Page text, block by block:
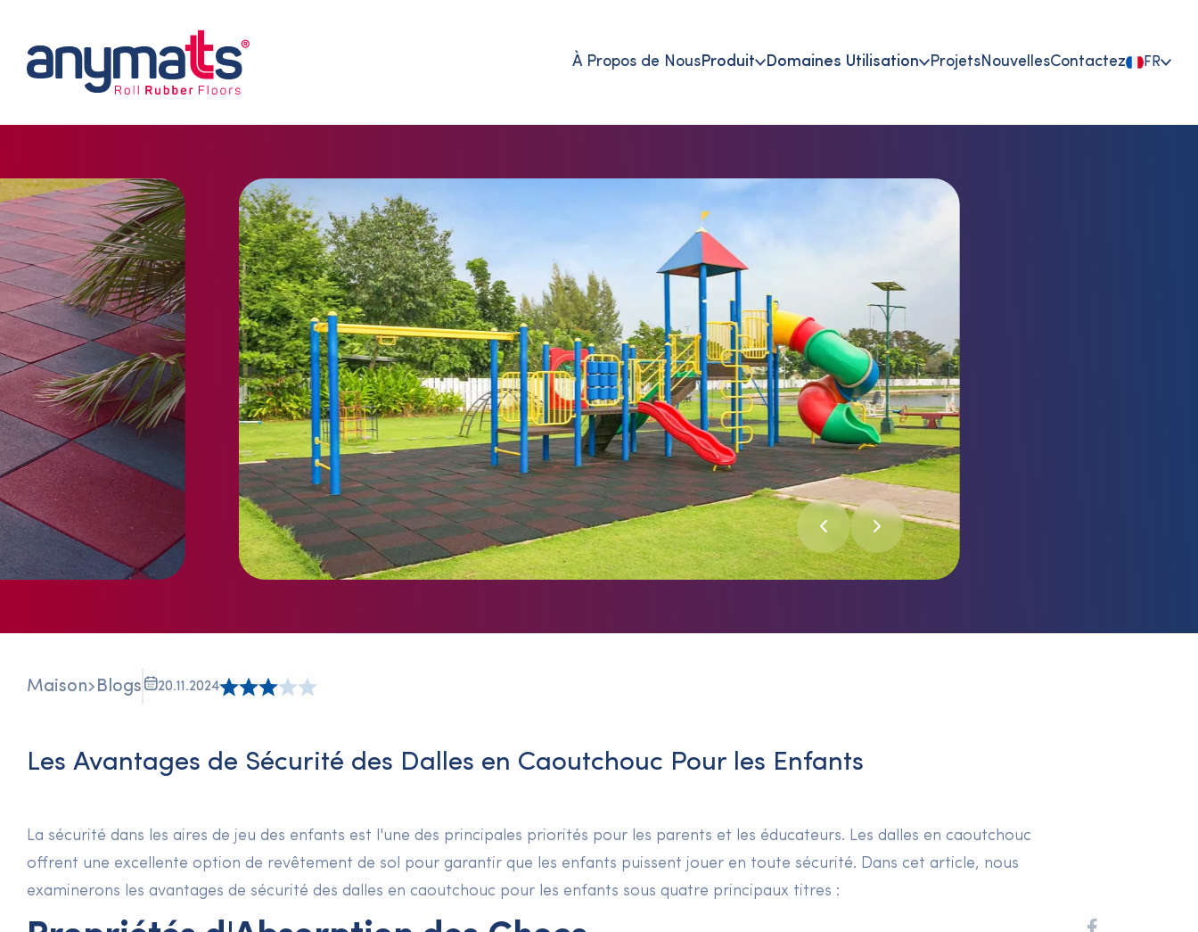
À Propos de NousProduit Domaines Utilisation ProjetsNouvellesContactez FR
Maison Blogs 20.11.2024
Les Avantages de Sécurité des Dalles en Caoutchouc Pour les Enfants
La sécurité dans les aires de jeu des enfants est l'une des principales priorités pour les parents et les éducateurs. Les dalles en caoutchouc
offrent une excellente option de revêtement de sol pour garantir que les enfants puissent jouer en toute sécurité. Dans cet article, nous
examinerons les avantages de sécurité des dalles en caoutchouc pour les enfants sous quatre principaux titres :